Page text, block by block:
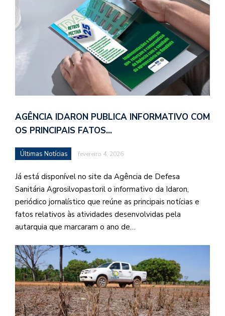
AGÊNCIA IDARON PUBLICA INFORMATIVO COM
OS PRINCIPAIS FATOS…
Últimas Notícias fevereiro 4, 2026
Já está disponível no site da Agência de Defesa
Sanitária Agrosilvopastoril o informativo da Idaron,
periódico jornalístico que reúne as principais notícias e
fatos relativos às atividades desenvolvidas pela
autarquia que marcaram o ano de…